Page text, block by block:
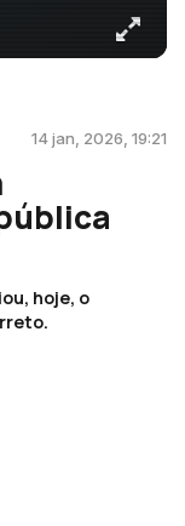
14 jan, 2026, 19:21
hoje, o